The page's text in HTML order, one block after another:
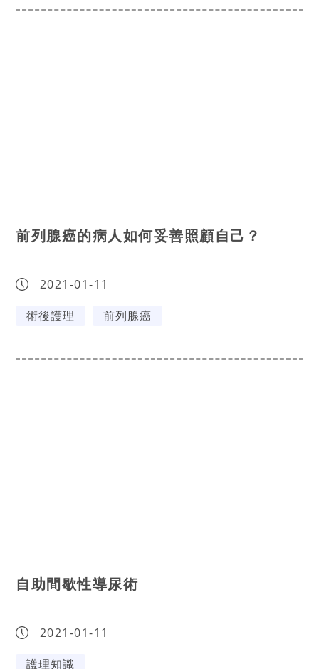
前列腺癌的病人如何妥善照顧自己？
2021-01-11
術後護理
前列腺癌
自助間歇性導尿術
2021-01-11
護理知識